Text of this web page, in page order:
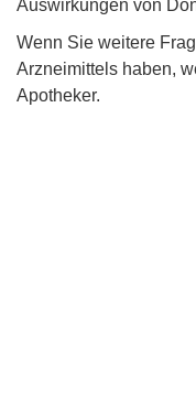
Auswirkungen von
Wenn Sie weitere
Arzneimittels haben,
Apotheker.